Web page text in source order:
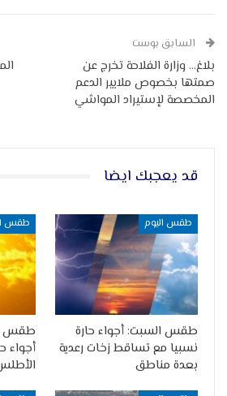
السابق بوست
بلاغ… وزارة الفلاحة تخرج عن
صمتها بخصوص ملايير الدعم
المخصصة لإستيراد المواشي
قد يعجبك ايضا
طقس اليوم
طقس السبت: أجواء حارة
نسبيا مع تساقط زخات رعدية
بعدة مناطق
طقس
طقس
أجواء